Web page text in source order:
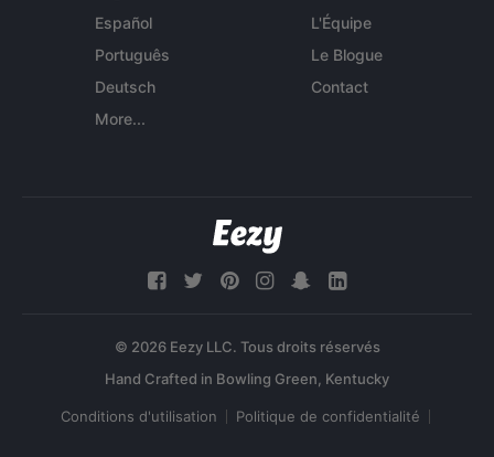
Español
Português
Deutsch
More...
L'Équipe
Le Blogue
Contact
© 2026 Eezy LLC. Tous droits réservés
Conditions d'utilisation Politique de confidentialité